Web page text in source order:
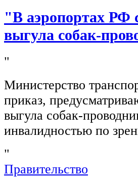
"В аэропортах РФ
выгула собак-
"
Министерство
приказ,
выгула собак-
инвалидностью по
"
Правительство